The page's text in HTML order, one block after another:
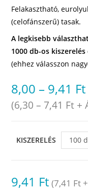
Felakasztható,
(celofánszerű) tasak.
A legkisebb
1000 db-os
(ehhez válasszon
8,00 – 9,41 Ft
(6,30– 7,41 Ft +
KISZERELÉS
100
9,41 Ft (7,41 Ft